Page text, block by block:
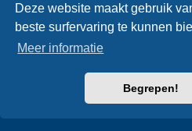
Deze website maakt gebruik
beste surfervaring te kunnen
Meer informatie
Begrepen!